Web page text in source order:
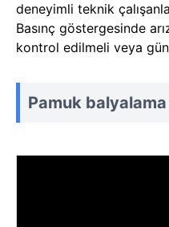
deneyimli teknik
Basınç göstergesinde
kontrol edilmeli veya
Pamuk balyalama